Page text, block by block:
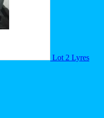
Lot 2 Lyres